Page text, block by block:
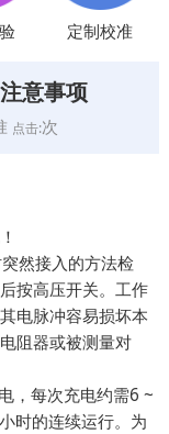
定制校准
意事项
点击:次
然接入的方法检
按高压开关。工作
电脉冲容易损坏本
阻器或被测量对
，每次充电约需6 ~
时的连续运行。为